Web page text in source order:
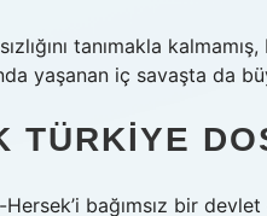
tanımakla
yaşanan iç savaşta da
TÜRKIYE
bağımsız bir